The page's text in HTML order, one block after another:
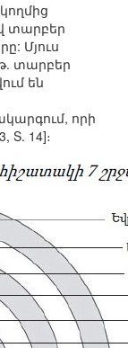
տարբեր
Մյուս
տարբեր
են
որի
S. 14]։